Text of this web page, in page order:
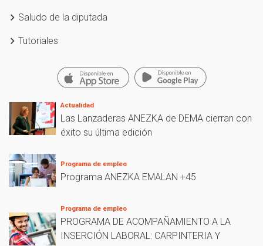
Saludo de la diputada
Tutoriales
Actualidad
Las Lanzaderas ANEZKA de DEMA cierran con
éxito su última edición
Programa de empleo
Programa ANEZKA EMALAN +45
Programa de empleo
PROGRAMA DE ACOMPAÑAMIENTO A LA
INSERCIÓN LABORAL: CARPINTERIA Y